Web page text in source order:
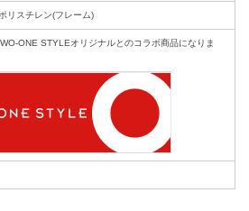
リスチレン(フレーム)
ONE STYLEオリジナルとのコラボ商品になりま